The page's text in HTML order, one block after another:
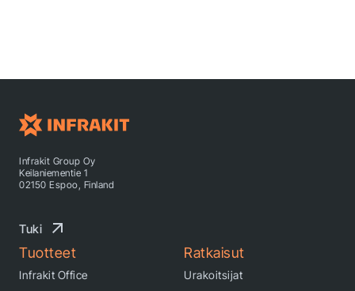
Tuotteet
Infrakit Office
Ratkaisut
Urakoitsijat
Infrakit Group Oy
Keilaniementie 1
02150 Espoo, Finland
Tuki